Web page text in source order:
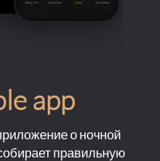
app
о ночной
правильную